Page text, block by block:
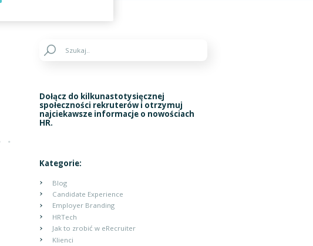
Dołącz do kilkunastotysięcznej
społeczności rekruterów i otrzymuj
najciekawsze informacje o nowościach
HR.
Kategorie:
Blog
Candidate Experience
Employer Branding
HRTech
Jak to zrobić w eRecruiter
Klienci